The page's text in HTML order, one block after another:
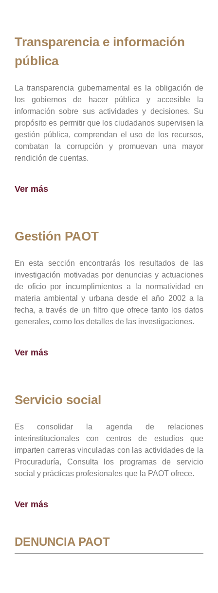
Transparencia e información
pública
La transparencia gubernamental es la obligación de
los gobiernos de hacer pública y accesible la
información sobre sus actividades y decisiones. Su
propósito es permitir que los ciudadanos supervisen la
gestión pública, comprendan el uso de los recursos,
combatan la corrupción y promuevan una mayor
rendición de cuentas.
Ver más
Gestión PAOT
En esta sección encontrarás los resultados de las
investigación motivadas por denuncias y actuaciones
de oficio por incumplimientos a la normatividad en
materia ambiental y urbana desde el año 2002 a la
fecha, a través de un filtro que ofrece tanto los datos
generales, como los detalles de las investigaciones.
Ver más
Servicio social
Es consolidar la agenda de relaciones
interinstitucionales con centros de estudios que
imparten carreras vinculadas con las actividades de la
Procuraduría, Consulta los programas de servicio
social y prácticas profesionales que la PAOT ofrece.
Ver más
DENUNCIA PAOT